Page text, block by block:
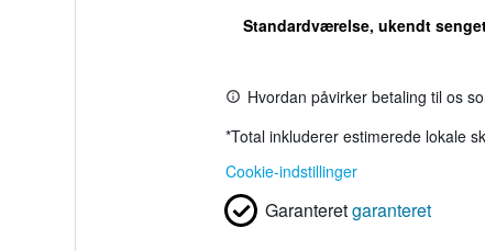
Standardværelse, ukendt
Hvordan påvirker betaling til os
*Total inkluderer estimerede lokale
Cookie-indstillinger
Garanteretgaranteret